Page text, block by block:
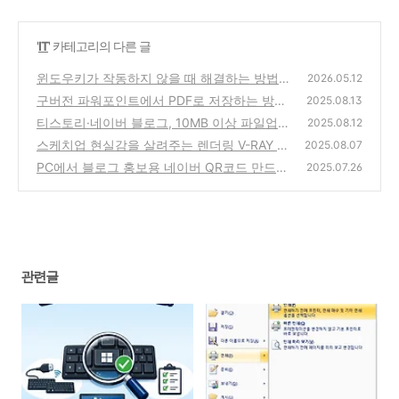
'IT' 카테고리의 다른 글
윈도우키가 작동하지 않을 때 해결하는 방법
(0)
2026.05.12
구버전 파워포인트에서 PDF로 저장하는 방법
(플러그인 미지원 시)
(3)
2025.08.13
티스토리·네이버 블로그, 10MB 이상 파일업로
드 안됨! 문제없이 올리는 MYBOX 설정법
(3)
2025.08.12
스케치업 현실감을 살려주는 렌더링 V-RAY 그
림자 퍼지는 효과 직접 해보기 (2016버전기준)
2025.08.07
PC에서 블로그 홍보용 네이버 QR코드 만드는
2025.07.26
관련글